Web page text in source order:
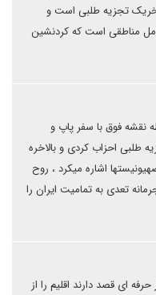
تخریک تجزیه طلبی است و
مناطقی است که کردنشین
نقشه فوق با سفر پاپ و
طلبی احزاب کردی و بالاخره
اشاره میکرد ، روح
تعدی به تمامیت ایران را
ای قصد دارند اقلیم را از